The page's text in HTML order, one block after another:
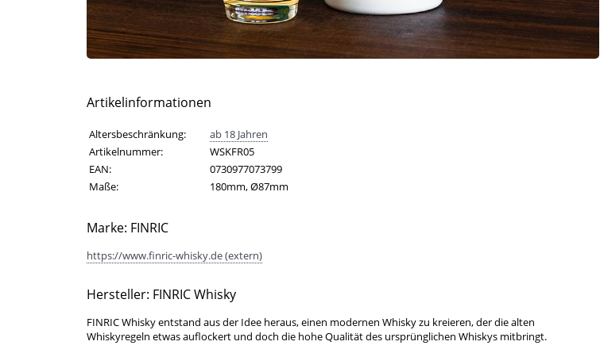
Artikelinformationen
Artikelinformationen
Eigenschaft Wert
Altersbeschränkung:
ab 18 Jahren
Artikelnummer:
WSKFR05
EAN:
0730977073799
Maße:
180mm, Ø87mm
Marke: FINRIC
https://www.finric-whisky.de (extern)
Hersteller: FINRIC Whisky
FINRIC Whisky entstand aus der Idee heraus, einen modernen Whisky zu kreieren, der die alten
Whiskyregeln etwas auflockert und doch die hohe Qualität des ursprünglichen Whiskys mitbringt.